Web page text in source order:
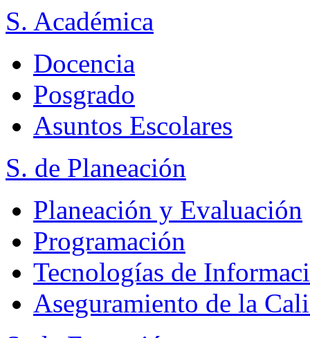
S. Académica
Docencia
Posgrado
Asuntos Escolares
S. de Planeación
Planeación y Evaluación
Programación
Tecnologías de
Aseguramiento de la